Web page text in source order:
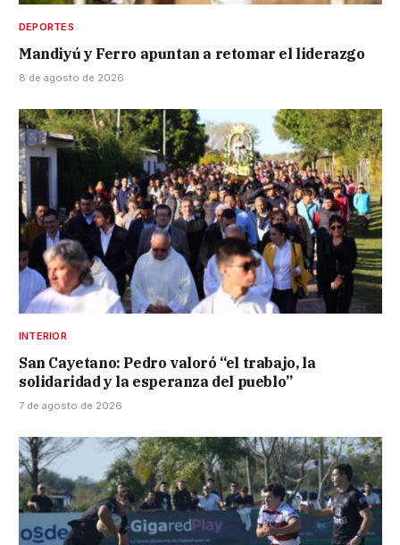
DEPORTES
Mandiyú y Ferro apuntan a retomar el liderazgo
8 de agosto de 2026
INTERIOR
San Cayetano: Pedro valoró “el trabajo, la
solidaridad y la esperanza del pueblo”
7 de agosto de 2026